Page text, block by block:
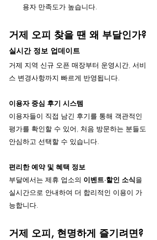
용자 만족도가 높습니다.
거제 오피 찾을 땐 왜 부달인가?
실시간 정보 업데이트
거제 지역 신규 오픈 매장부터 운영시간, 서비
스 변경사항까지 빠르게 반영됩니다.
이용자 중심 후기 시스템
이용자들이 직접 남긴 후기를 통해 객관적인
평가를 확인할 수 있어, 처음 방문하는 분들도
안심하고 선택할 수 있습니다.
편리한 예약 및 혜택 정보
부달에서는 제휴 업소의 이벤트·할인 소식을
실시간으로 안내하여 더 합리적인 이용이 가
능합니다.
거제 오피, 현명하게 즐기려면?